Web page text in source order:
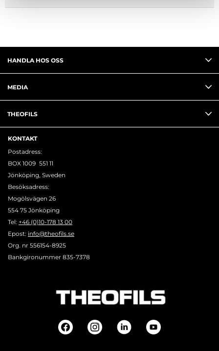
HANDLA HOS OSS
MEDIA
THEOFILS
KONTAKT
Postadress:
BOX 1009 551 11
Jönköping, Sweden
Besöksadress:
Mogölsvägen 26
554 75 Jönköping
Tel: +46 (0)10-178 13 00
Epost: info@theofils.se
Org. nr 556154-8925
Bankgironummer 835-7378